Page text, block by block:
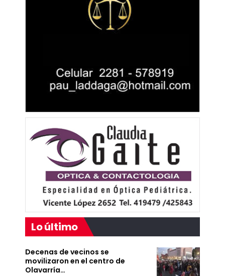
Lo último
Decenas de vecinos se
movilizaron en el centro de
Olavarría…